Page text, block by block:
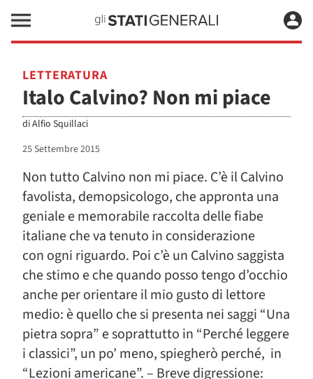
LETTERATURA
Italo Calvino? Non mi piace
diAlfio Squillaci
25 Settembre 2015
Non tutto Calvino non mi piace. C’è il Calvino
favolista, demopsicologo, che appronta una
geniale e memorabile raccolta delle fiabe
italiane che va tenuto in considerazione
con ogni riguardo. Poi c’è un Calvino saggista
che stimo e che quando posso tengo d’occhio
anche per orientare il mio gusto di lettore
medio: è quello che si presenta nei saggi “Una
pietra sopra” e soprattutto in “Perché leggere
i classici”, un po’ meno, spiegherò perché, in
“Lezioni americane”. – Breve digressione: